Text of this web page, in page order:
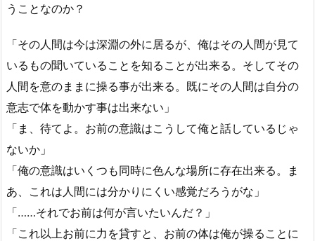
うことなのか？
「その人間は今は深淵の外に居るが、俺はその人間が見て
いるもの聞いていることを知ることが出来る。そしてその
人間を意のままに操る事が出来る。既にその人間は自分の
意志で体を動かす事は出来ない」
「ま、待てよ。お前の意識はこうして俺と話しているじゃ
ないか」
「俺の意識はいくつも同時に色んな場所に存在出来る。ま
あ、これは人間には分かりにくい感覚だろうがな」
「……それでお前は何が言いたいんだ？」
「これ以上お前に力を貸すと、お前の体は俺が操ることに